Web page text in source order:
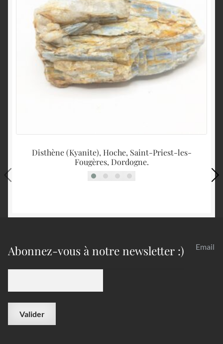
Disthène (Kyanite), Hoche, Saint-Priest-les-
Fougères, Dordogne.
Abonnez-vous à notre newsletter :) Email